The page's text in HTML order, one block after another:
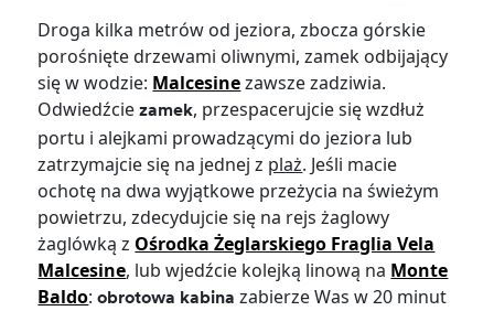
Droga kilka metrów od jeziora, zbocza górskie
porośnięte drzewami oliwnymi, zamek odbijający
się w wodzie: Malcesinezawsze zadziwia.
Odwiedźciezamek, przespacerujcie się wzdłuż
portu i alejkami prowadzącymi do jeziora lub
zatrzymajcie się na jednej z plaż. Jeśli macie
ochotę na dwa wyjątkowe przeżycia na świeżym
powietrzu, zdecydujcie się na rejs żaglowy
żaglówką z Ośrodka Żeglarskiego Fraglia Vela
Malcesine, lub wjedźcie kolejką linową na Monte
Baldo:obrotowa kabina zabierze Was w 20 minut